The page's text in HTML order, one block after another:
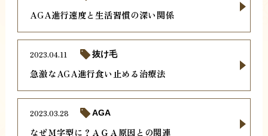
AGA進行速度と生活習慣の深い関係
急激なAGA進行食い止める治療法
2023.04.11 抜け毛
なぜＭ字型に？ＡＧＡ原因との関連
2023.03.28 AGA